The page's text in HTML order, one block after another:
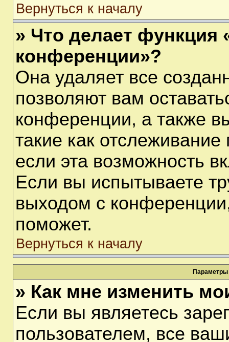
Вернуться к началу
» Что делает функция
конференции»?
Она удаляет все
позволяют вам
конференции, а также
такие как
если эта возможность
Если вы испытываете
выходом с
поможет.
Вернуться к началу
Параметры
» Как мне изменить
Если вы являетесь
пользователем, все